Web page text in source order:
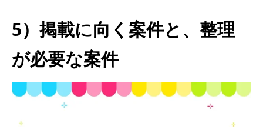
5）掲載に向く案件と、整理
が必要な案件